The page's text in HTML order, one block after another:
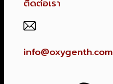
ติดต่อเรา
info@oxygenth.com